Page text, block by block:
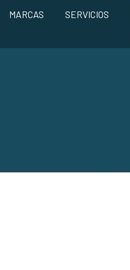
MARCAS SERVICIOS